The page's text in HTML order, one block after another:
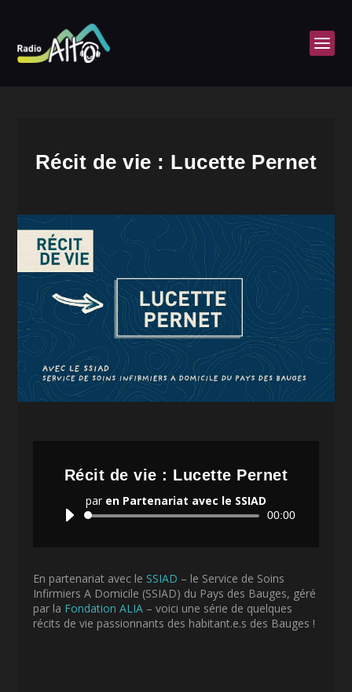
Récit de vie : Lucette Pernet
Récit de vie : Lucette Pernet
par en Partenariat avec le SSIAD
Lecteur
00:00
En partenariat avec le SSIAD – le Service de Soins
Infirmiers A Domicile (SSIAD) du Pays des Bauges, géré
par la Fondation ALIA – voici une série de quelques
récits de vie passionnants des habitant.e.s des Bauges !